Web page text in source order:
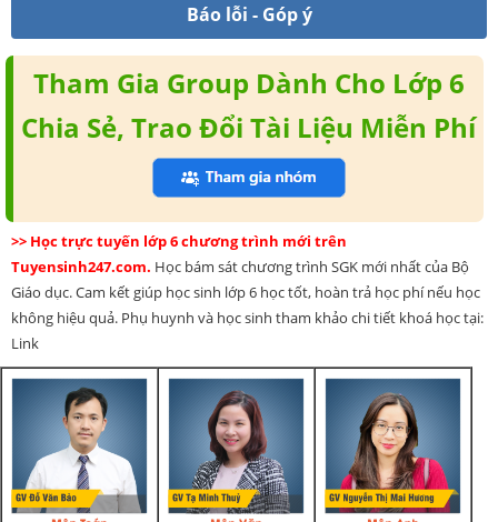
Báo lỗi - Góp ý
Tham Gia Group Dành Cho Lớp 6
Chia Sẻ, Trao Đổi Tài Liệu Miễn Phí
>> Học trực tuyến lớp 6 chương trình mới trên
Tuyensinh247.com. Học bám sát chương trình SGK mới nhất của Bộ
Giáo dục. Cam kết giúp học sinh lớp 6 học tốt, hoàn trả học phí nếu học
không hiệu quả. Phụ huynh và học sinh tham khảo chi tiết khoá học tại:
Link